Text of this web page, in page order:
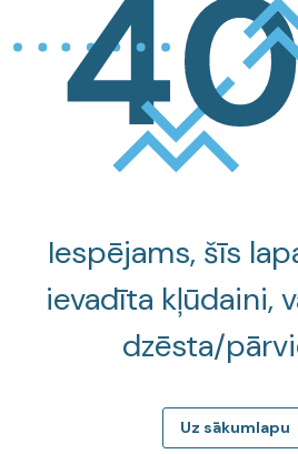
Iespējams, šīs
ievadīta kļūdaini,
dzēsta/
Uz sākumlapu